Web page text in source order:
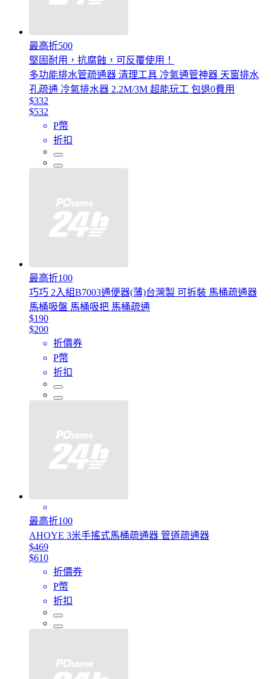
最高折500
堅固耐用，抗腐蝕，可反覆使用！
多功能排水管疏通器 清理工具 冷氣通管神器 天窗排水
孔疏通 冷氣排水器 2.2M/3M 超能玩工 包退0費用
$332
$532
P幣
折扣
最高折100
巧巧 2入組B7003通便器(薄)台灣製 可拆裝 馬桶疏通器
馬桶吸盤 馬桶吸把 馬桶疏通
$190
$200
折價券
P幣
折扣
最高折100
AHOYE 3米手搖式馬桶疏通器 管道疏通器
$469
$610
折價券
P幣
折扣